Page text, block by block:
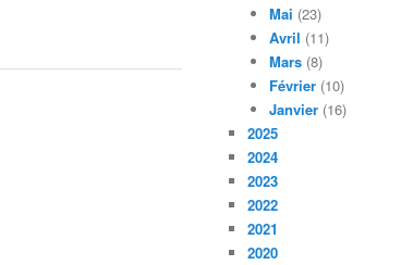
Mai (23)
Avril (11)
Mars (8)
Février (10)
Janvier (16)
2025
2024
2023
2022
2021
2020